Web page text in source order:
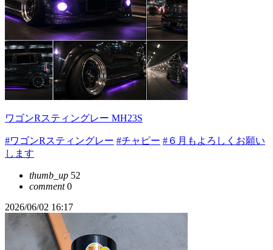
ワゴンRスティングレー MH23S
#ワゴンRスティングレー #チャピー #６月もよろしくお願い
します
thumb_up 52
comment0
2026/06/02 16:17